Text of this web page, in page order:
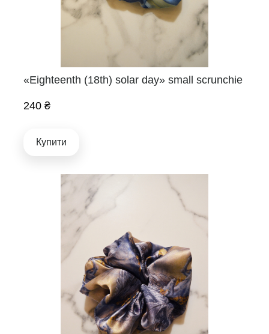
«Eighteenth (18th) solar day» small scrunchie
240 ₴
Купити